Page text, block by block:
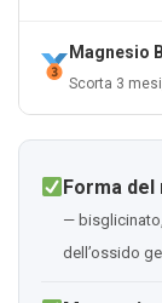
Magnesio
Scorta 3
Forma
—
dell’ossido